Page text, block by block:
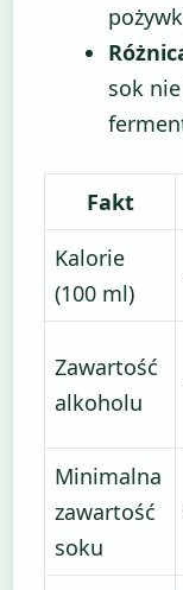
sok
Fakt
Kalorie
(100 ml)
Zawartość
alkoholu
Minimalna
zawartość
soku